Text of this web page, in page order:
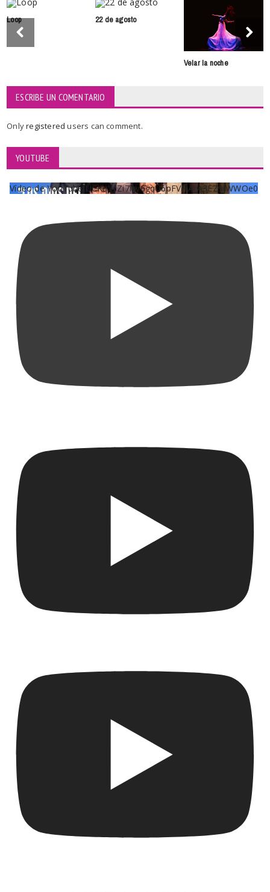
Loop 22 de agosto
Velar la noche
ESCRIBE UN COMENTARIO
Onlyregisteredusers can comment.
YOUTUBE
Vídeo de YouTube UCKqYjiZi7lzy6gqU6pFVFiA_A3EZ9JWWOe0